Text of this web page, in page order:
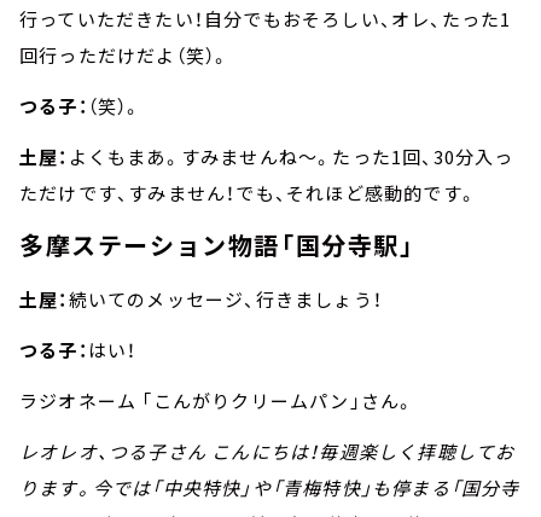
行っていただきたい！自分でもおそろしい、オレ、たった1
回行っただけだよ（笑）。
つる子： （笑）。
土屋： よくもまあ。すみませんね～。たった1回、30分入っ
ただけです、すみません！でも、それほど感動的です。
多摩ステーション物語「国分寺駅」
土屋：続いてのメッセージ、行きましょう！
つる子： はい！
ラジオネーム 「こんがりクリームパン」さん。
レオレオ、つる子さん こんにちは！毎週楽しく拝聴してお
ります。今では「中央特快」や「青梅特快」も停まる「国分寺